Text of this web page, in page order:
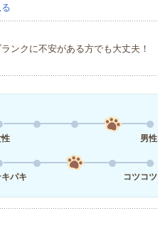
ンクに不安がある方でも大丈夫！
男性
パキ
コツコツ